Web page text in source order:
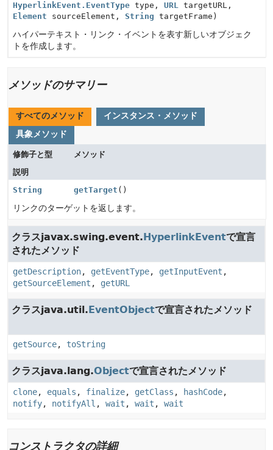
HyperlinkEvent.EventType type, URL targetURL,
Element sourceElement, String targetFrame)
ハイパーテキスト・リンク・イベントを表す新しいオブジェク
トを作成します。
メソッドのサマリー
すべてのメソッド
インスタンス・メソッド
具象メソッド
修飾子と型
メソッド
説明
String
getTarget ()
リンクのターゲットを返します。
クラスjavax.swing.event.HyperlinkEventで宣言
されたメソッド
getDescription, getEventType, getInputEvent ,
getSourceElement , getURL
クラスjava.util.EventObjectで宣言されたメソッド
getSource, toString
クラスjava.lang.Objectで宣言されたメソッド
clone, equals , finalize, getClass , hashCode,
notify, notifyAll , wait , wait , wait
コンストラクタの詳細